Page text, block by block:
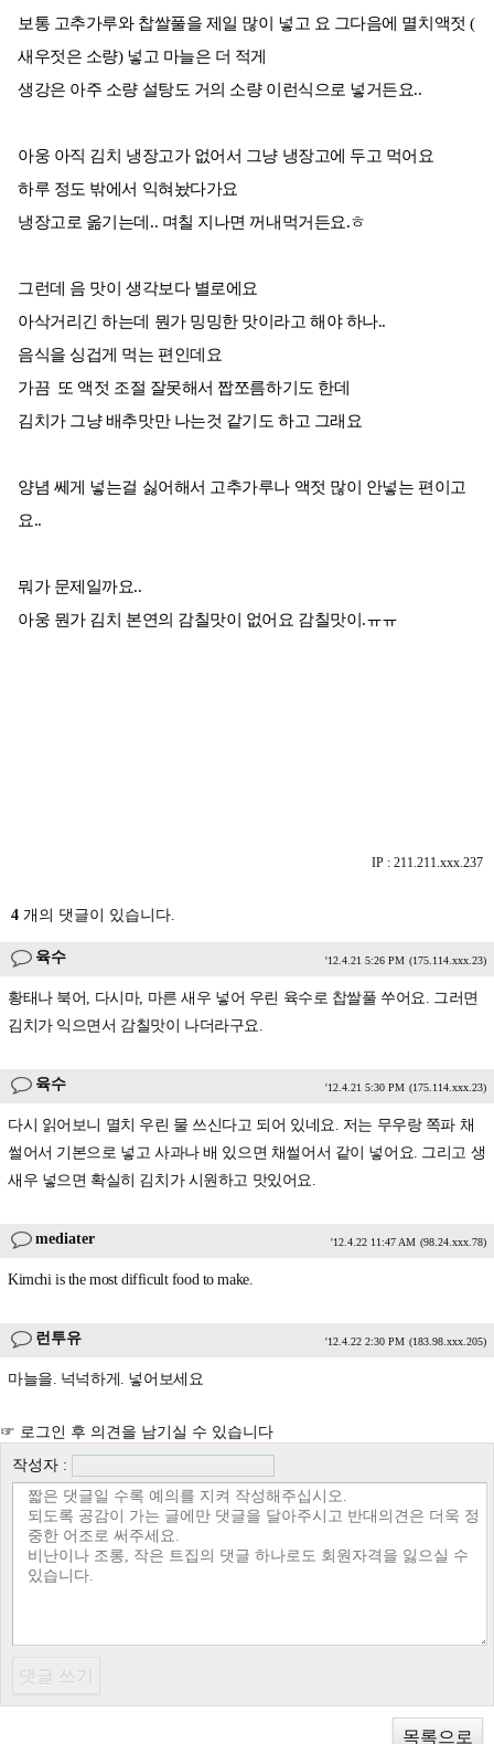
보통 고추가루와 찹쌀풀을 제일 많이 넣고 요 그다음에 멸치액젓 (
새우젓은 소량) 넣고 마늘은 더 적게
생강은 아주 소량 설탕도 거의 소량 이런식으로 넣거든요..
아웅 아직 김치 냉장고가 없어서 그냥 냉장고에 두고 먹어요
하루 정도 밖에서 익혀놨다가요
냉장고로 옮기는데.. 며칠 지나면 꺼내먹거든요.ㅎ
그런데 음 맛이 생각보다 별로에요
아삭거리긴 하는데 뭔가 밍밍한 맛이라고 해야 하나..
음식을 싱겁게 먹는 편인데요
가끔 또 액젓 조절 잘못해서 짭쪼름하기도 한데
김치가 그냥 배추맛만 나는것 같기도 하고 그래요
양념 쎄게 넣는걸 싫어해서 고추가루나 액젓 많이 안넣는 편이고
요..
뭐가 문제일까요..
아웅 뭔가 김치 본연의 감칠맛이 없어요 감칠맛이.ㅠㅠ
IP : 211.211.xxx.237
4 개의 댓글이 있습니다.
육수 '12.4.21 5:26 PM (175.114.xxx.23)
황태나 북어, 다시마, 마른 새우 넣어 우린 육수로 찹쌀풀 쑤어요. 그러면
김치가 익으면서 감칠맛이 나더라구요.
육수 '12.4.21 5:30 PM (175.114.xxx.23)
다시 읽어보니 멸치 우린 물 쓰신다고 되어 있네요. 저는 무우랑 쪽파 채
썰어서 기본으로 넣고 사과나 배 있으면 채썰어서 같이 넣어요. 그리고 생
새우 넣으면 확실히 김치가 시원하고 맛있어요.
mediater '12.4.22 11:47 AM (98.24.xxx.78)
Kimchi is the most difficult food to make.
런투유 '12.4.22 2:30 PM (183.98.xxx.205)
마늘을. 넉넉하게. 넣어보세요
☞ 로그인 후 의견을 남기실 수 있습니다
작성자 :
목록으로